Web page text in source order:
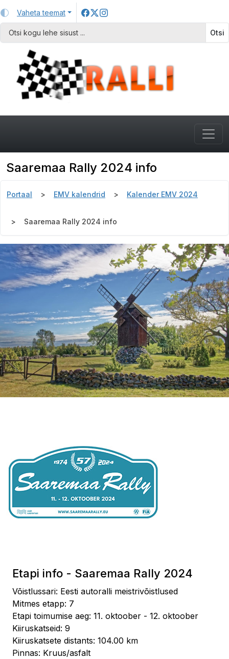
Vaheta teemat
Otsi
Saaremaa Rally 2024 info
Portaal EMV kalendrid Kalender EMV 2024
Saaremaa Rally 2024 info
Etapi info - Saaremaa Rally 2024
Võistlussari: Eesti autoralli meistrivõistlused
Mitmes etapp: 7
Etapi toimumise aeg: 11. oktoober - 12. oktoober
Kiiruskatseid: 9
Kiiruskatsete distants: 104.00 km
Pinnas: Kruus/asfalt